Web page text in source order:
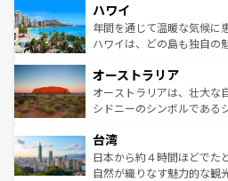
ば市内交通費無料で観光を楽し
着のスイス情報はコンテン
のような巨大都市は、観光
ンメントが詰まった刺激的
西部には大自然が広がり、
部のニューオーリンズでは
文化が魅力。旅行者はアメ
しみながら、その多様性と
ならではの贅沢な旅のスタイルだ。 なお、新
情報はコンテンツ一覧を参
ハワイ
年間を通じて温暖な気候に
ハワイは、どの島も独自の
ワイ島は見逃せない。また
島だが、静かな自然を求め
おすすめ。エメラルドグリ
れるおもてなしの心で訪れ
人々、おいしいローカルフ
ク、伝統的なフラダンスな
オーストラリア
オーストラリアは、壮大な
シドニーのシンボルである
リアリーフや大陸中央部に
ク）、タスマニアの美しい
ど、見どころがたくさん。
台湾
日本から約４時間ほどでた
自然が織りなす魅力的な観